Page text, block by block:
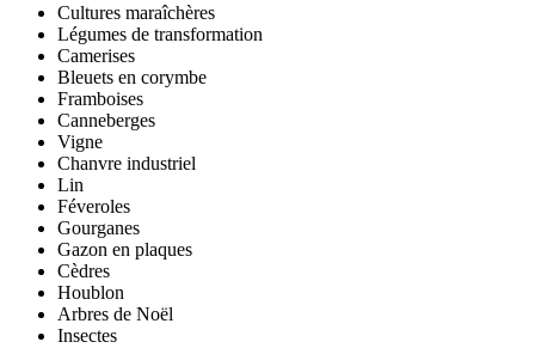
Cultures maraîchères
Légumes de transformation
Camerises
Bleuets en corymbe
Framboises
Canneberges
Vigne
Chanvre industriel
Lin
Féveroles
Gourganes
Gazon en plaques
Cèdres
Houblon
Arbres de Noël
Insectes